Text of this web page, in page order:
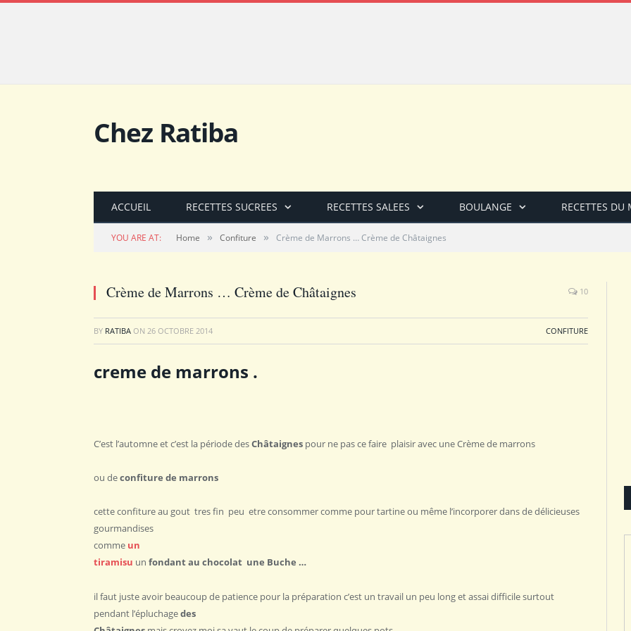
Chez Ratiba
ACCUEIL RECETTES SUCREES RECETTES SALEES BOULANGE RECETTES DU
YOU ARE AT: Home » Confiture » Crème de Marrons … Crème de Châtaignes
Crème de Marrons … Crème de Châtaignes 10
BY RATIBA ON 26 OCTOBRE 2014 CONFITURE
creme de marrons .
C’est l’automne et c’est la période desChâtaignes pour ne pas ce faire plaisir avec une Crème de marrons
ou deconfiture de marrons
cette confiture au gout tres fin peu etre consommer comme pour tartine ou même l’incorporer dans de délicieuses
gourmandises
comme un
tiramisu un fondant au chocolat une Buche …
il faut juste avoir beaucoup de patience pour la préparation c’est un travail un peu long et assai difficile surtout
pendant l’épluchagedes